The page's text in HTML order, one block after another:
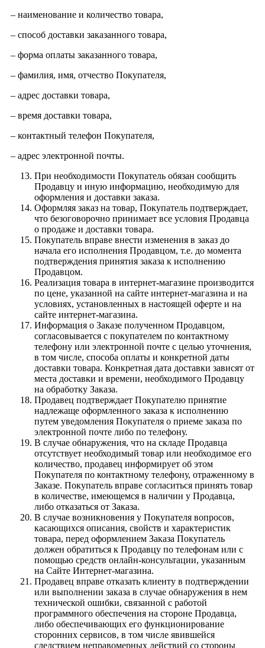
– наименование и количество товара,
– способ доставки заказанного товара,
– форма оплаты заказанного товара,
– фамилия, имя, отчество Покупателя,
– адрес доставки товара,
– время доставки товара,
– контактный телефон Покупателя,
– адрес электронной почты.
При необходимости Покупатель обязан сообщить
Продавцу и иную информацию, необходимую для
оформления и доставки заказа.
Оформляя заказ на товар, Покупатель подтверждает,
что безоговорочно принимает все условия Продавца
о продаже и доставки товара.
Покупатель вправе внести изменения в заказ до
начала его исполнения Продавцом, т.е. до момента
подтверждения принятия заказа к исполнению
Продавцом.
Реализация товара в интернет-магазине производится
по цене, указанной на сайте интернет-магазина и на
условиях, установленных в настоящей оферте и на
сайте интернет-магазина.
Информация о Заказе полученном Продавцом,
согласовывается с покупателем по контактному
телефону или электронной почте с целью уточнения,
в том числе, способа оплаты и конкретной даты
доставки товара. Конкретная дата доставки зависят от
места доставки и времени, необходимого Продавцу
на обработку Заказа.
Продавец подтверждает Покупателю принятие
надлежаще оформленного заказа к исполнению
путем уведомления Покупателя о приеме заказа по
электронной почте либо по телефону.
В случае обнаружения, что на складе Продавца
отсутствует необходимый товар или необходимое его
количество, продавец информирует об этом
Покупателя по контактному телефону, отраженному в
Заказе. Покупатель вправе согласиться принять товар
в количестве, имеющемся в наличии у Продавца,
либо отказаться от Заказа.
В случае возникновения у Покупателя вопросов,
касающихся описания, свойств и характеристик
товара, перед оформлением Заказа Покупатель
должен обратиться к Продавцу по телефонам или с
помощью средств онлайн-консультации, указанным
на Сайте Интернет-магазина.
Продавец вправе отказать клиенту в подтверждении
или выполнении заказа в случае обнаружения в нем
технической ошибки, связанной с работой
программного обеспечения на стороне Продавца,
либо обеспечивающих его функционирование
сторонних сервисов, в том числе явившейся
следствием неправомерных действий со стороны